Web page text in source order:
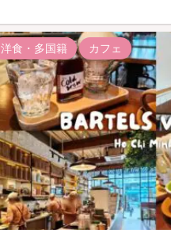
洋食・多国籍 カフェ